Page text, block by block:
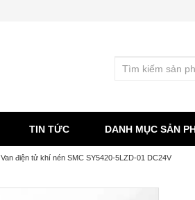
TIN TỨC DANH MỤC SẢN
Van điện tử khí nén SMC SY5420-5LZD-01 DC24V